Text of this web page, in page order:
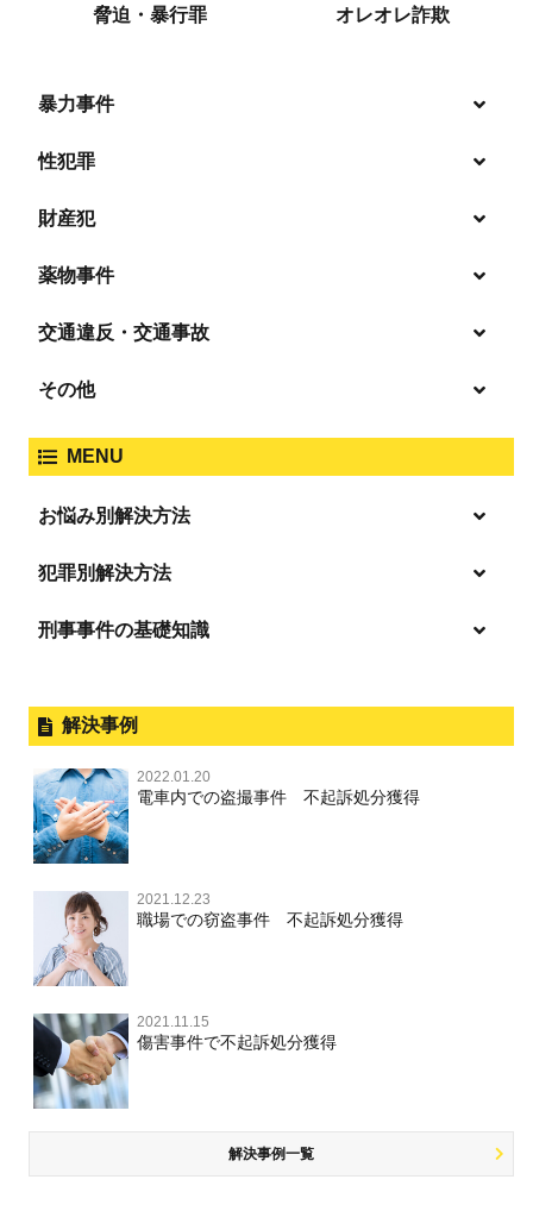
脅迫・暴行罪 オレオレ詐欺
暴力事件
逮捕・監禁
業務妨害
性犯罪
盗撮・のぞき
強姦・準強姦
淫行・援助交際
公然わいせつ，わいせつ物頒布，淫
行勧誘罪
児童ポルノ・リベンジポルノ
財産犯
詐欺
恐喝
薬物事件
危険ドラッグ
交通違反・交通事故
ひき逃げ・当て逃げ
危険運転行為等
自転車事故
その他
商標法違反
ストーカー事件
銃刀法違反
風営法・風適法違反
MENU
お悩み別解決方法
「逮捕」について適切に知ることで不安や悩みを解消する
逮捕後、早急な釈放・保釈を望むときにすべきこと
無実・無罪の証明をしたい
被害者との示談を円満に進めるためには
刑事事件で被疑者を不起訴処分にするには
事件を秘密にするためにとるべき行動とは
自首・出頭の不安や悩みを解消するためには
犯罪別解決方法
事件別－暴力事件
暴行・傷害
殺人
過失致死・過失傷害
脅迫・強要
逮捕・監禁
略取・誘拐・人身売買
器物損壊
業務妨害
公務執行妨害
性犯罪 TOP
痴漢
盗撮，のぞき
不同意わいせつ（旧：強制わいせつ，準強制わいせつ），
監護者わいせつ
不同意性交等・監護者性交等
淫行・援助交際
公然わいせつ罪，わいせつ物頒布罪，淫行勧誘罪
児童ポルノ，リベンジポルノ
風営法・風適法違反
事件別－財産犯
財産犯 TOP
窃盗罪
詐欺罪
恐喝罪
横領・背任
盗品売買・譲り受け等
知的財産と刑事事件
事件別－薬物事件
薬物事件 TOP
覚せい剤
大麻
麻薬及び向精神薬
危険ドラッグ
事件別－交通違反・交通事故
交通違反・交通事故 TOP
人身事故・死亡事故
ひき逃げ・当て逃げ
無免許運転
飲酒運転
その他
その他 TOP
商標法違反
放火・失火
犯罪収益移転防止法違反
ストーカー事件
刑事事件の基礎知識
外国人事件の手続きと特色
刑事裁判の概要・手続
公務員の逮捕・刑事事件
控訴・上告
国選弁護士と私選弁護士の違い
裁判員裁判
司法取引・刑事免責
取調べの注意点
少年事件の手続と特色
解決事例
2022.01.20
電車内での盗撮事件 不起訴処分獲得
2021.12.23
職場での窃盗事件 不起訴処分獲得
2021.11.15
傷害事件で不起訴処分獲得
解決事例一覧